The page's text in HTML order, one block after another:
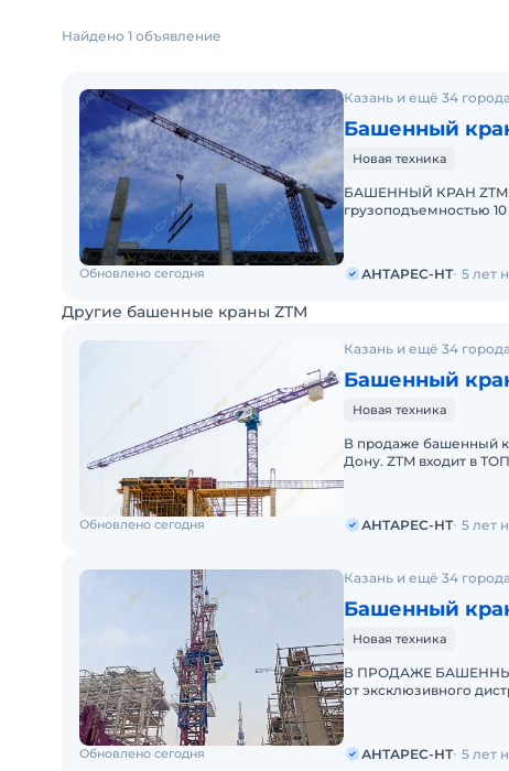
Найдено 1 объявление
Казань и ещё 34 города
Башенный
Новая техника
БАШЕННЫЙ КРАН ZTM
грузоподъемностью
Обновлено сегодня АНТАРЕС-НТ 5 лет
Другие башенные краны ZTM
Казань и ещё 34 города
Башенный кран
Новая техника
В продаже башенный
Дону. ZTM входит в
Обновлено сегодня АНТАРЕС-НТ 5 лет
Казань и ещё 34 города
Башенный
Новая техника
В ПРОДАЖЕ
от эксклюзивного
Обновлено сегодня АНТАРЕС-НТ 5 лет